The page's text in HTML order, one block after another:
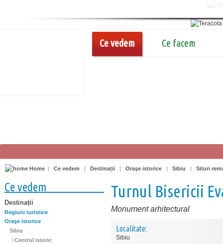
Ce vedem Ce facem
Home | Ce vedem | Destinații | Oraşe istorice | Sibiu | Situri
Ce vedem
Destinații
Regiuni turistice
Oraşe istorice
Sibiu
Centrul istoric
Turnul Bisericii
Monument arhitectural
Localitate:
Sibiu